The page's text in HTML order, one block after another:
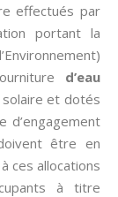
effectués par
portant la
d’eau
et dotés
d’engagement
être en
ces allocations
à titre